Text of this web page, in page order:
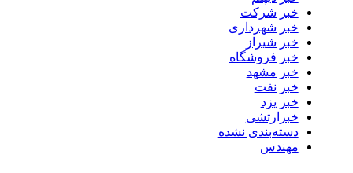
خبر شرکت
خبر شهرداری
خبر شیراز
خبر فروشگاه
خبر مشهد
خبر نفت
خبر یزد
خبرارتشی
دسته‌بندی نشده
مهندس